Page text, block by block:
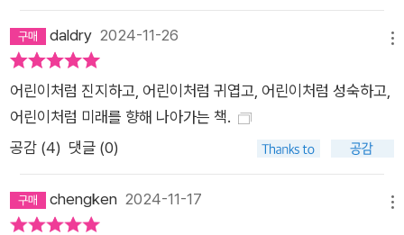
육자, 학교 선생님, 상점 주인, 이웃 등 어린이가 실생활에서 만나
는 어른뿐만 아니라 법과 제도, 역사와 문화의 얼굴을 한 어른도
등장한다. “우리를 키우고 가르친 세대가 그 없던 ‘하나’를 만든
덕분에 우리가 더 많은 것을 요구하는 세대가 되었다”(122쪽)라
는 언급처럼 공교육, 박물관, 어린이보호구역, 문화 예술 등 앞선
세대가 마련해 모두가 누릴 수 있게 된 것들 역시 또 다른 형태의
‘어른’이라고 할 수 있다. 김소영 작가는 특히 어린이, 청소년이
많은 시간을 보내는 학교라는 공간을 통해 누구나 공평하게 누리
는 것, 타고난 조건이나 환경에서 벗어나 한 사람의 시민으로서
daldry 2024-11-26
어린이처럼 진지하고, 어린이처럼 귀엽고, 어린이처럼 성숙하고,
어린이처럼 미래를 향해 나아가는 책.
공감 (4) 댓글 (0)
chengken 2024-11-17